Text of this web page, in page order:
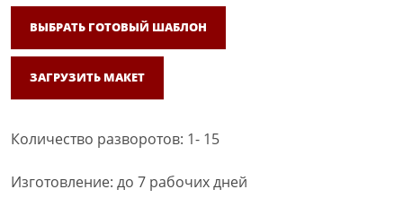
ВЫБРАТЬ ГОТОВЫЙ ШАБЛОН
ЗАГРУЗИТЬ МАКЕТ
Количество разворотов: 1- 15
Изготовление: до 7 рабочих дней